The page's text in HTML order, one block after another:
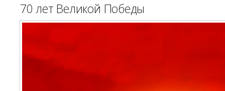
70 лет Великой Победы